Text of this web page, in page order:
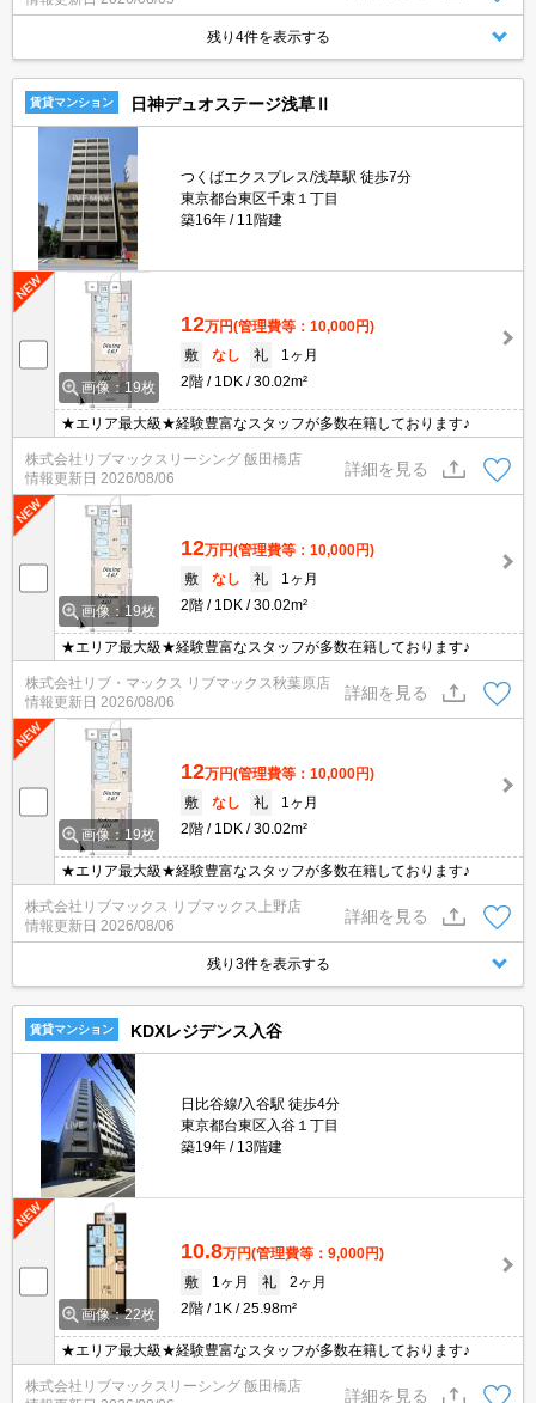
残り4件を表示する
賃貸マンション 日神デュオステージ浅草Ⅱ
つくばエクスプレス/浅草駅 徒歩7分
東京都台東区千束１丁目
築16年
11階建
画像：19枚
12万円(管理費等：10,000円)
敷
なし 礼
1ヶ月
2階
1DK 30.02m²
★エリア最大級★経験豊富なスタッフが多数在籍しております♪
株式会社リブマックスリーシング 飯田橋店
情報更新日 2026/08/06
詳細を見る
画像：19枚
12万円(管理費等：10,000円)
敷
なし 礼
1ヶ月
2階
1DK 30.02m²
★エリア最大級★経験豊富なスタッフが多数在籍しております♪
株式会社リブ・マックス リブマックス秋葉原店
情報更新日 2026/08/06
詳細を見る
画像：19枚
12万円(管理費等：10,000円)
敷
なし 礼
1ヶ月
2階
1DK 30.02m²
★エリア最大級★経験豊富なスタッフが多数在籍しております♪
株式会社リブマックス リブマックス上野店
情報更新日 2026/08/06
詳細を見る
残り3件を表示する
賃貸マンション KDXレジデンス入谷
日比谷線/入谷駅 徒歩4分
東京都台東区入谷１丁目
築19年
13階建
画像：22枚
10.8万円(管理費等：9,000円)
敷
1ヶ月 礼
2ヶ月
2階
1K 25.98m²
★エリア最大級★経験豊富なスタッフが多数在籍しております♪
株式会社リブマックスリーシング 飯田橋店
詳細を見る